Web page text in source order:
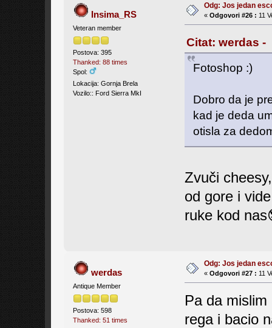
Insima_RS
Veteran member
Postova: 395
Thanked: 88 times
Spol:
Lokacija: Gornja Brela
Vozilo:: Ford Sierra MkI
Odg: Jos jedan
«Odgovori #26 : 11
Citat: werdas -
Fotoshop :)
Dobro da je
kad je deda
otisla za
Zvuči
od gore i
ruke kod
werdas
Antique Member
Postova: 598
Thanked: 51 times
Odg: Jos jedan
«Odgovori #27 : 11
Pa da
rega i bacio